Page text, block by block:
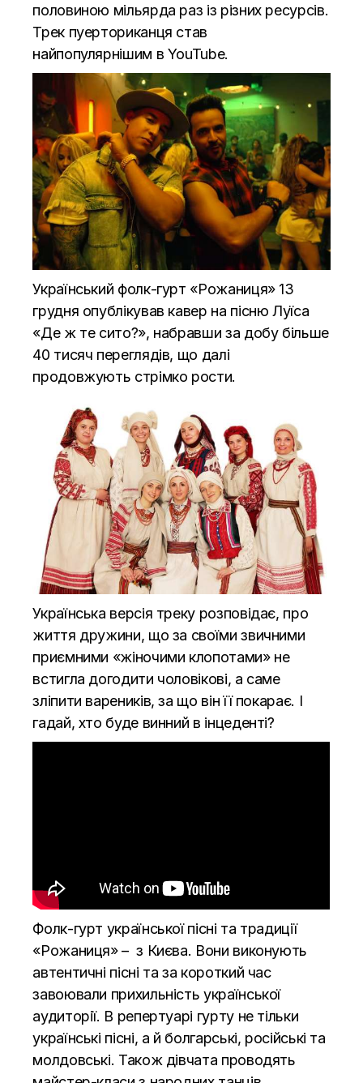
половиною мільярда раз із різних ресурсів.
Трек пуерториканця став
найпопулярнішим в YouTube.
Український фолк-гурт «Рожаниця» 13
грудня опублікував кавер на пісню Луїса
«Де ж те сито?», набравши за добу більше
40 тисяч переглядів, що далі
продовжують стрімко рости.
Українська версія треку розповідає, про
життя дружини, що за своїми звичними
приємними «жіночими клопотами» не
встигла догодити чоловікові, а саме
зліпити вареників, за що він її покарає. І
гадай, хто буде винний в інцеденті?
Фолк-гурт української пісні та традиції
«Рожаниця» – з Києва. Вони виконують
автентичні пісні та за короткий час
завоювали прихильність української
аудиторії. В репертуарі гурту не тільки
українські пісні, а й болгарські, російські та
молдовські. Також дівчата проводять